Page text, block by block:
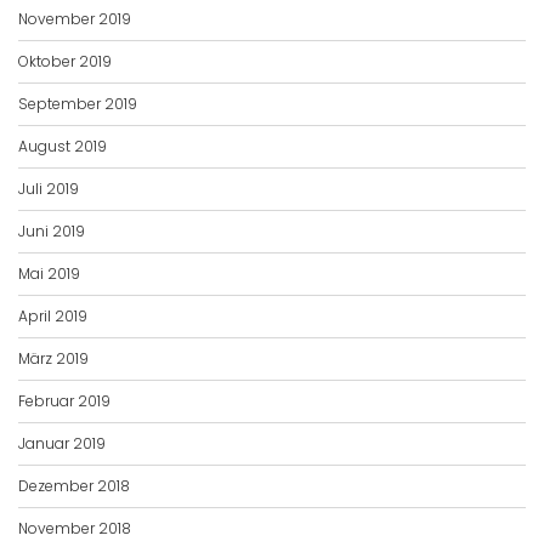
November 2019
Oktober 2019
September 2019
August 2019
Juli 2019
Juni 2019
Mai 2019
April 2019
März 2019
Februar 2019
Januar 2019
Dezember 2018
November 2018